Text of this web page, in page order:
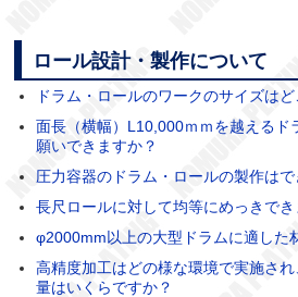
ロール設計・製作について
ドラム・ロールのワークのサイズは
面長（横幅）L10,000ｍｍを越えるド
願いできますか？
圧力容器のドラム・ロールの製作はで
長尺ロールに対して均等にめっきでき
φ2000mm以上の大型ドラムに適した
高精度加工はどの様な環境で実施さ
量はいくらですか？